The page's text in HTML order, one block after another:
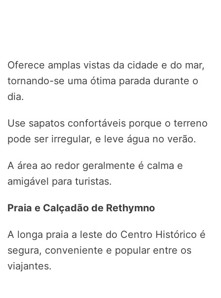
Oferece amplas vistas da cidade e do mar,
tornando-se uma ótima parada durante o
dia.
Use sapatos confortáveis porque o terreno
pode ser irregular, e leve água no verão.
A área ao redor geralmente é calma e
amigável para turistas.
Praia e Calçadão de Rethymno
A longa praia a leste do Centro Histórico é
segura, conveniente e popular entre os
viajantes.